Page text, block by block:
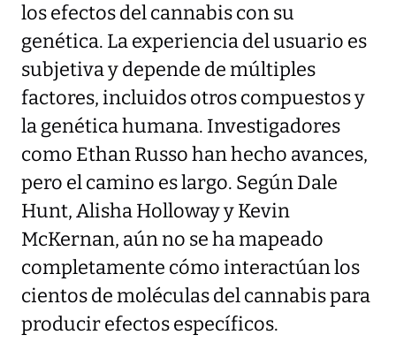
los efectos del cannabis con su
genética. La experiencia del usuario es
subjetiva y depende de múltiples
factores, incluidos otros compuestos y
la genética humana. Investigadores
como Ethan Russo han hecho avances,
pero el camino es largo. Según Dale
Hunt, Alisha Holloway y Kevin
McKernan, aún no se ha mapeado
completamente cómo interactúan los
cientos de moléculas del cannabis para
producir efectos específicos.